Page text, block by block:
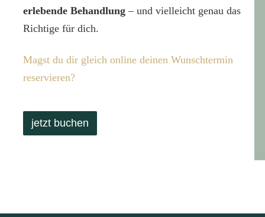
erlebende Behandlung– und vielleicht genau das
Richtige für dich.
Magst du dir gleich online deinen Wunschtermin
reservieren?
jetzt buchen